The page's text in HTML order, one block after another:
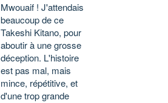
Mwouaif ! J'attendais
beaucoup de ce
Takeshi Kitano, pour
aboutir à une grosse
déception. L'histoire
est pas mal, mais
mince, répétitive, et
d'une trop grande